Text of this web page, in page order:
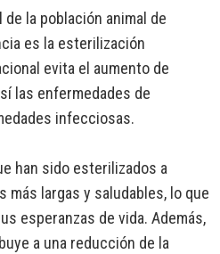
la población animal de
es la esterilización
evita el aumento de
las enfermedades de
infecciosas.
han sido esterilizados a
más largas y saludables, lo que
esperanzas de vida. Además,
a una reducción de la